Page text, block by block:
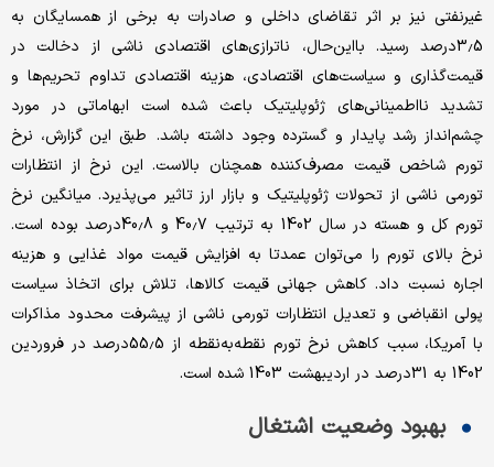
غیرنفتی نیز بر اثر تقاضای داخلی و صادرات به برخی از همسایگان به
3.5درصد رسید. با‌این‌حال، ناترازی‌های اقتصادی ناشی از دخالت در
قیمت‌گذاری و سیاست‌های اقتصادی، هزینه اقتصادی تداوم تحریم‌ها و
تشدید نااطمینانی‌های ژئوپلیتیک باعث شده است ابهاماتی در مورد
چشم‌انداز رشد پایدار و گسترده وجود داشته باشد. طبق این گزارش، نرخ
تورم شاخص قیمت مصرف‌‌کننده همچنان بالاست. این نرخ از انتظارات
تورمی ناشی از تحولات ژئوپلیتیک و بازار ارز تاثیر می‌پذیرد. میانگین نرخ
تورم کل و هسته در سال 1402 به ترتیب 40.7 و 40.8درصد بوده است.
نرخ بالای تورم را می‌توان عمدتا به افزایش قیمت مواد غذایی و هزینه
اجاره نسبت داد. کاهش جهانی قیمت کالاها، تلاش برای اتخاذ سیاست
پولی انقباضی و تعدیل انتظارات تورمی ناشی از پیشرفت محدود مذاکرات
با آمریکا، سبب کاهش نرخ تورم نقطه‌به‌نقطه از 55.5درصد در فروردین
1402 به 31درصد در اردیبهشت 1403 شده است.
بهبود وضعیت اشتغال